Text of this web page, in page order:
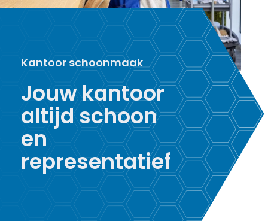
Kantoor schoonmaak
Jouw kantoor
altijd schoon
en
representatief